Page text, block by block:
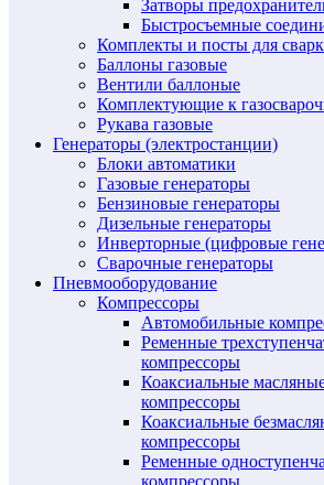
Затворы
Быстросъемные
Комплекты и посты для
Баллоны газовые
Вентили баллоные
Комплектующие к
Рукава газовые
Генераторы (электростанции)
Блоки автоматики
Газовые генераторы
Бензиновые генераторы
Дизельные генераторы
Инверторные (цифровые
Сварочные генераторы
Пневмооборудование
Компрессоры
Автомобильные
Ременные
компрессоры
Коаксиальные
компрессоры
Коаксиальные
компрессоры
Ременные
компрессоры